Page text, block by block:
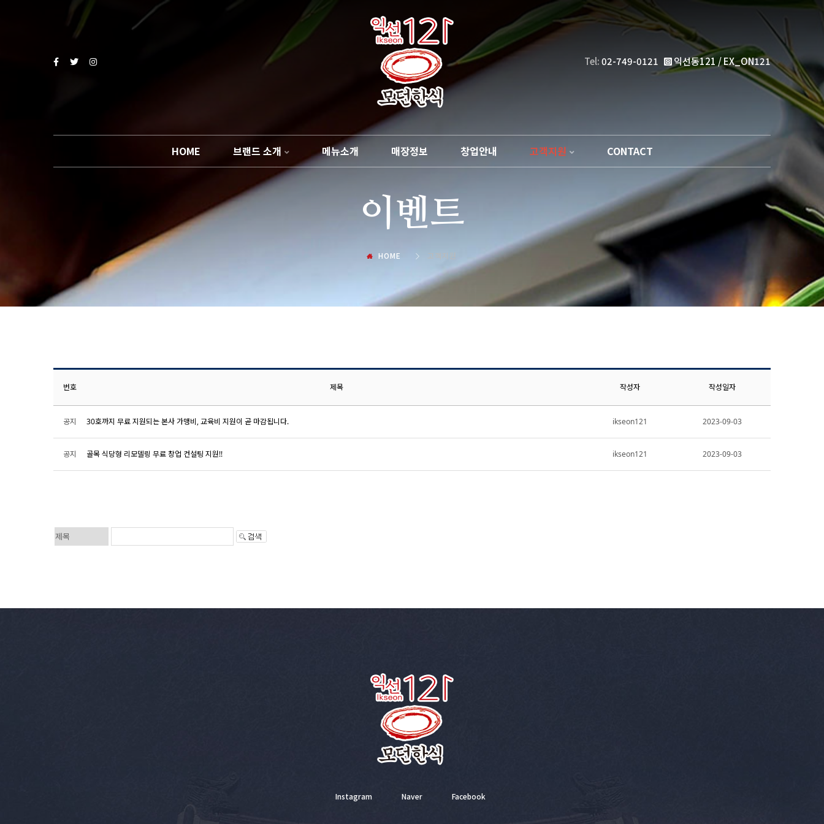
Tel:02-749-0121 익선동121 / EX_ON121
HOME 브랜드 소개 메뉴소개 매장정보 창업안내 고객지원 CONTACT
이벤트
HOME 고객지원
번호 제목 작성자 작성일자
공지 30호까지 무료 지원되는 본사 가맹비, 교육비 지원이 곧 마감됩니다. ikseon121 2023-09-03
공지 골목 식당형 리모델링 무료 창업 컨설팅 지원!! ikseon121 2023-09-03
Instagram Naver Facebook